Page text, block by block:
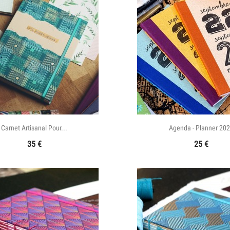
Aperçu rapide
Carnet Artisanal Pour...
35€
Aperçu
Agenda - Planner
25€